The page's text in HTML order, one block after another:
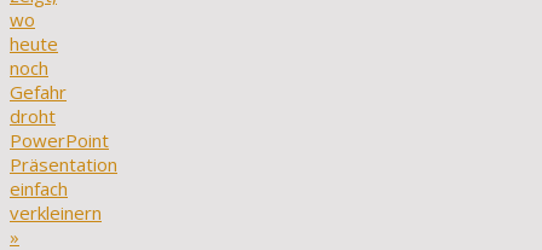
wo
heute
noch
Gefahr
droht
PowerPoint
Präsentation
einfach
verkleinern
»